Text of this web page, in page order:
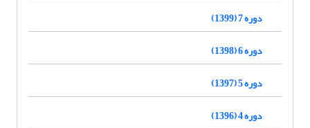
دوره 7 (1399)
دوره 6 (1398)
دوره 5 (1397)
دوره 4 (1396)